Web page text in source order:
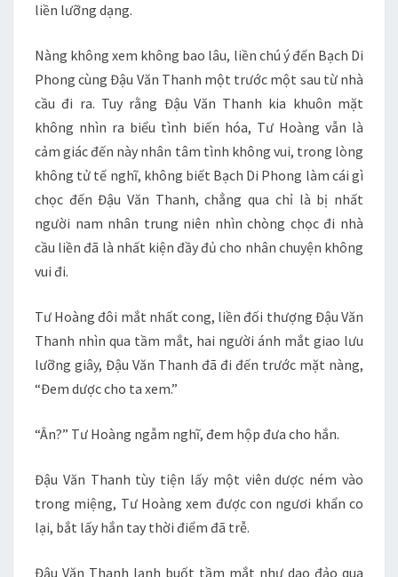
liền lưỡng dạng.
Nàng không xem không bao lâu, liền chú ý đến Bạch Di
Phong cùng Đậu Văn Thanh một trước một sau từ nhà
cầu đi ra. Tuy rằng Đậu Văn Thanh kia khuôn mặt
không nhìn ra biểu tình biến hóa, Tư Hoàng vẫn là
cảm giác đến này nhân tâm tình không vui, trong lòng
không tử tế nghĩ, không biết Bạch Di Phong làm cái gì
chọc đến Đậu Văn Thanh, chẳng qua chỉ là bị nhất
người nam nhân trung niên nhìn chòng chọc đi nhà
cầu liền đã là nhất kiện đầy đủ cho nhân chuyện không
vui đi.
Tư Hoàng đôi mắt nhất cong, liền đối thượng Đậu Văn
Thanh nhìn qua tầm mắt, hai người ánh mắt giao lưu
lưỡng giây, Đậu Văn Thanh đã đi đến trước mặt nàng,
“Đem dược cho ta xem.”
“Ân?” Tư Hoàng ngẫm nghĩ, đem hộp đưa cho hắn.
Đậu Văn Thanh tùy tiện lấy một viên dược ném vào
trong miệng, Tư Hoàng xem được con ngươi khẩn co
lại, bắt lấy hắn tay thời điểm đã trễ.
Đậu Văn Thanh lạnh buốt tầm mắt như dao đảo qua